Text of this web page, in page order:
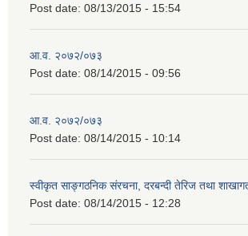
Post date: 08/13/2015 - 15:54
आ.व. २०७२/०७३
Post date: 08/14/2015 - 09:56
आ.व. २०७२/०७३
Post date: 08/14/2015 - 10:14
स्वीकृत साङ्गठनिक संरचना, दरबन्दी तेरिज तथा
Post date: 08/14/2015 - 12:28